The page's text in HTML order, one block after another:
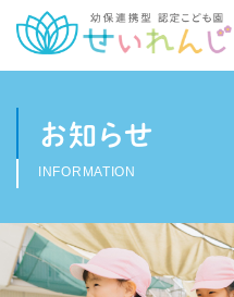
お知らせ
INFORMATION